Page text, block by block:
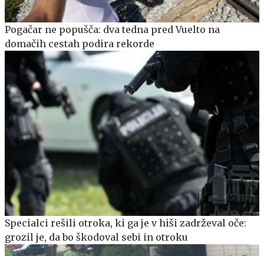
Pogačar ne popušča: dva tedna pred Vuelto na
domačih cestah podira rekorde
Specialci rešili otroka, ki ga je v hiši zadrževal oče:
grozil je, da bo škodoval sebi in otroku